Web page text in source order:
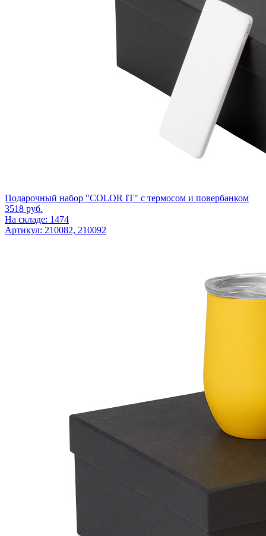
Подарочный набор "COLOR IT" c термосом и повербанком
3518 руб.
На складе: 1474
Артикул: 210082, 210092